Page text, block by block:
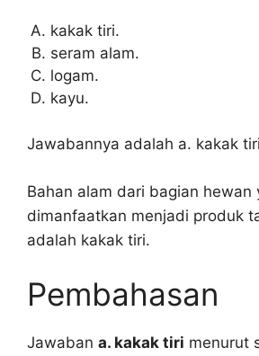
kakak tiri.
seram alam.
logam.
kayu.
Jawabannya adalah a. kakak
Bahan alam dari bagian hewan
dimanfaatkan menjadi produk
adalah kakak tiri.
Pembahasan
Jawaban a. kakak tiri menurut